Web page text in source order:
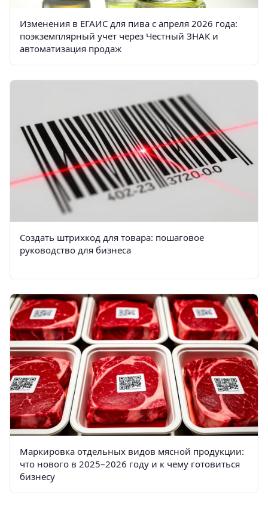
Изменения в ЕГАИС для пива с апреля 2026 года:
поэкземплярный учет через Честный ЗНАК и
автоматизация продаж
Создать штрихкод для товара: пошаговое
руководство для бизнеса
Маркировка отдельных видов мясной продукции:
что нового в 2025–2026 году и к чему готовиться
бизнесу